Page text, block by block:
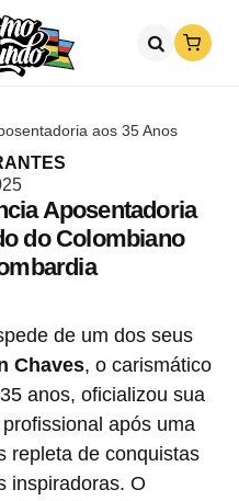
Loja
aos 35 Anos
Aposentadoria
do Colombiano
de um dos seus
Chaves, o carismático
anos, oficializou sua
após uma
repleta de conquistas
inspiradoras. O